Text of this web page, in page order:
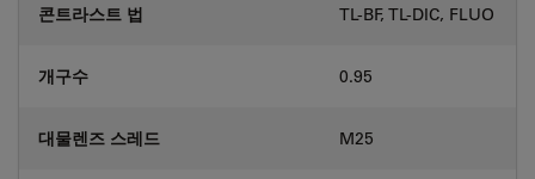
콘트라스트 법 TL-BF, TL-DIC, FLUO
개구수 0.95
대물렌즈 스레드 M25